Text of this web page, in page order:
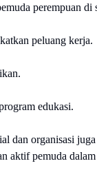
perempuan
peluang kerja.
edukasi.
dan organisasi
aktif pemuda